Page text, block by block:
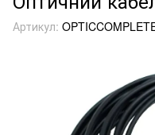
Артикул: